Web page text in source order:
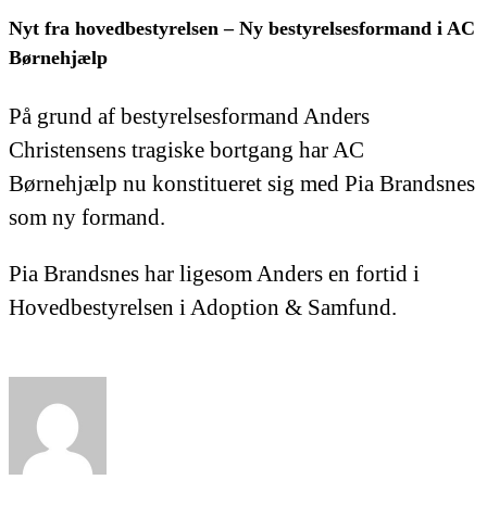
Nyt fra hovedbestyrelsen – Ny bestyrelsesformand i AC
Børnehjælp
På grund af bestyrelsesformand Anders
Christensens tragiske bortgang har AC
Børnehjælp nu konstitueret sig med Pia Brandsnes
som ny formand.
Pia Brandsnes har ligesom Anders en fortid i
Hovedbestyrelsen i Adoption & Samfund.